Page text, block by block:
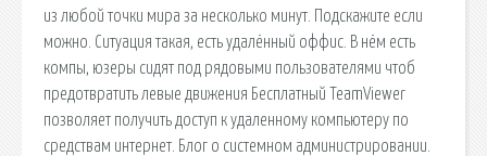
из любой точки мира за несколько минут. Подскажите если
можно. Ситуация такая, есть удалённый оффис. В нём есть
компы, юзеры сидят под рядовыми пользователями чтоб
предотвратить левые движения Бесплатный TeamViewer
позволяет получить доступ к удаленному компьютеру по
средствам интернет. Блог о системном администрировании.